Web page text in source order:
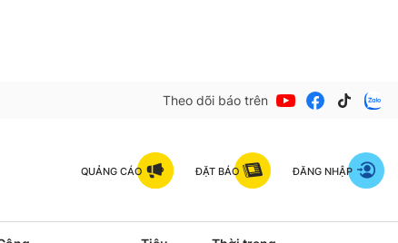
Theo dõi báo trên
QUẢNG CÁO ĐẶT BÁO ĐĂNG NHẬP